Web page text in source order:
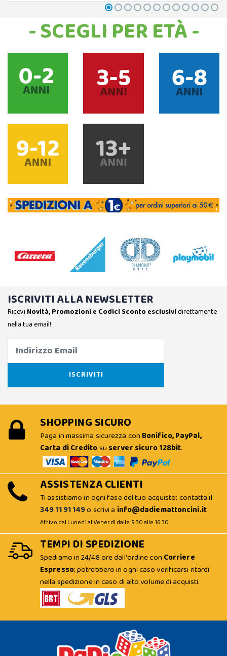
- SCEGLI PER ETÀ -
ISCRIVITI ALLA NEWSLETTER
Ricevi Novità, Promozioni e Codici Sconto esclusividirettamente
nella tua email!
SHOPPING SICURO
Paga in massima sicurezza con Bonifico, PayPal,
Carta di Creditosu server sicuro 128bit.
ASSISTENZA CLIENTI
Ti assistiamo in ogni fase del tuo acquisto: contatta il
349 11 91 149o scrivi a info@dadiemattoncini.it
Attivo dal Lunedì al Venerdì dalle 9:30 alle 16:30
TEMPI DI SPEDIZIONE
Spediamo in 24/48 ore dall'ordine con Corriere
Espresso; potrebbero in ogni caso verificarsi ritardi
nella spedizione in caso di alto volume di acquisti.